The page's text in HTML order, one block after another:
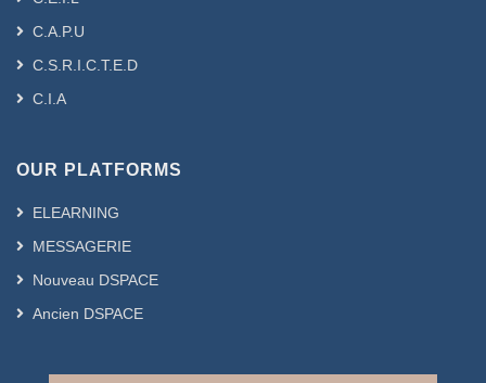
C.A.P.U
C.S.R.I.C.T.E.D
C.I.A
OUR PLATFORMS
ELEARNING
MESSAGERIE
Nouveau DSPACE
Ancien DSPACE